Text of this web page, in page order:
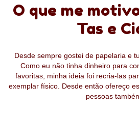
O que me
Tas e
Desde sempre gostei de papelaria e
Como eu não tinha dinheiro para
favoritas, minha ideia foi recria-las
exemplar físico. Desde então ofereço
pessoas